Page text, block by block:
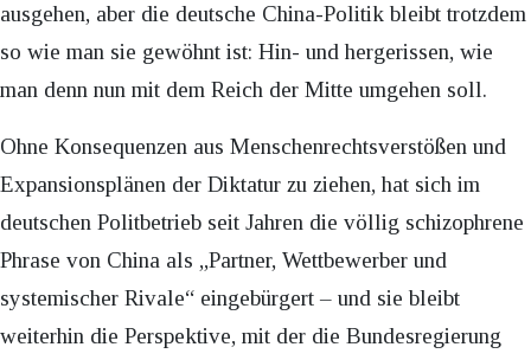
ausgehen, aber die deutsche China-Politik bleibt trotzdem
so wie man sie gewöhnt ist: Hin- und hergerissen, wie
man denn nun mit dem Reich der Mitte umgehen soll.
Ohne Konsequenzen aus Menschenrechtsverstößen und
Expansionsplänen der Diktatur zu ziehen, hat sich im
deutschen Politbetrieb seit Jahren die völlig schizophrene
Phrase von China als „Partner, Wettbewerber und
systemischer Rivale“ eingebürgert – und sie bleibt
weiterhin die Perspektive, mit der die Bundesregierung